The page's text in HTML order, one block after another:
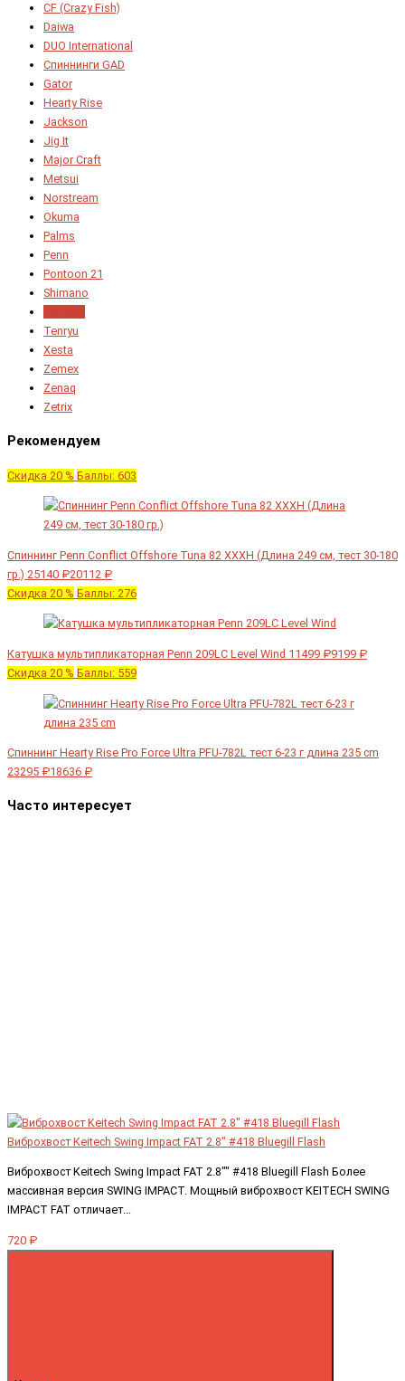
CF (Crazy Fish)
Daiwa
DUO International
Спиннинги GAD
Gator
Hearty Rise
Jackson
Jig It
Major Craft
Metsui
Norstream
Okuma
Palms
Penn
Pontoon 21
Shimano
Tenryu
Xesta
Zemex
Zenaq
Zetrix
Рекомендуем
Скидка 20 % Баллы: 603
Спиннинг Penn Conflict Offshore Tuna 82 XXXH (Длина 249 см, тест 30-180
гр.) 25140 ₽20112 ₽
Скидка 20 % Баллы: 276
Катушка мультипликаторная Penn 209LC Level Wind 11499 ₽9199 ₽
Скидка 20 % Баллы: 559
Спиннинг Hearty Rise Pro Force Ultra PFU-782L тест 6-23 г длина 235 cm
23295 ₽18636 ₽
Часто интересует
Виброхвост Keitech Swing Impact FAT 2.8" #418 Bluegill Flash
Виброхвост Keitech Swing Impact FAT 2.8"" #418 Bluegill Flash Более
массивная версия SWING IMPACT. Мощный виброхвост KEITECH SWING
IMPACT FAT отличает...
720 ₽